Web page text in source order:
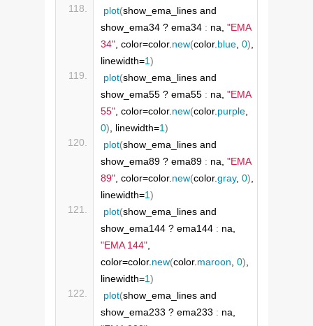
plot(show_ema_lines and
show_ema34 ? ema34 : na, "EMA
34" , color=color. new(color. blue 0)
linewidth=1)
plot(show_ema_lines and
show_ema55 ? ema55 : na, "EMA
55" , color=color. new(color. purple
0) , linewidth=1)
plot(show_ema_lines and
show_ema89 ? ema89 : na, "EMA
89" , color=color. new(color.gray, 0)
linewidth=1)
plot(show_ema_lines and
show_ema144 ? ema144 :
"EMA 144"
color=color. new(color. maroon 0)
linewidth=1)
plot(show_ema_lines and
show_ema233 ? ema233 :